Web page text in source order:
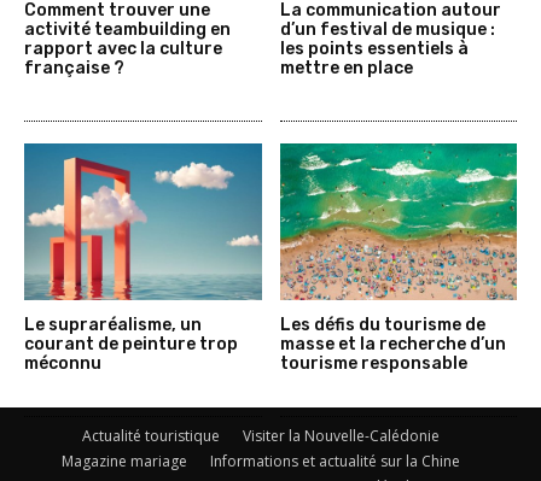
Comment trouver une
activité teambuilding en
rapport avec la culture
française ?
La communication autour
d’un festival de musique :
les points essentiels à
mettre en place
Le supraréalisme, un
courant de peinture trop
méconnu
Les défis du tourisme de
masse et la recherche d’un
tourisme responsable
Actualité touristique
Visiter la Nouvelle-Calédonie
Magazine mariage
Informations et actualité sur la Chine